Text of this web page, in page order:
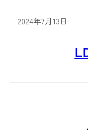
2024年7月13日